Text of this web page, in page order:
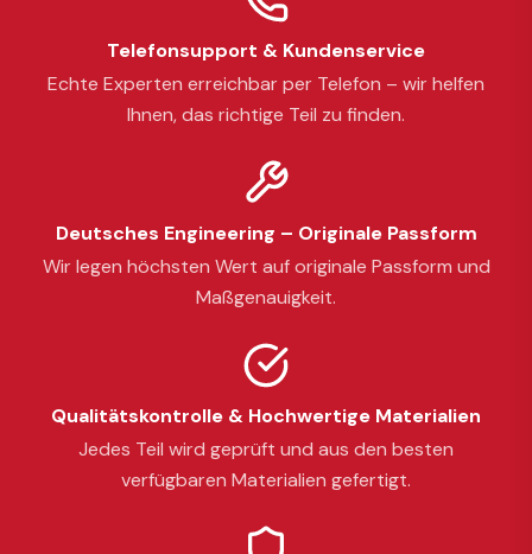
Telefonsupport & Kundenservice
Echte Experten erreichbar per Telefon – wir helfen
Ihnen, das richtige Teil zu finden.
Deutsches Engineering – Originale Passform
Wir legen höchsten Wert auf originale Passform und
Maßgenauigkeit.
Qualitätskontrolle & Hochwertige Materialien
Jedes Teil wird geprüft und aus den besten
verfügbaren Materialien gefertigt.